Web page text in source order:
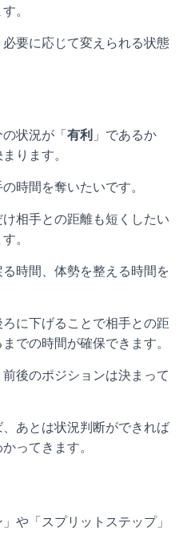
。
要に応じて変えられる状態
状況が「 有利 」であるか
ります。
時間を奪いたいです。
相手との距離も短くしたい
。
時間、体勢を整える時間を
に下げることで相手との距
での時間が確保できます。
後のポジションは決まって
あとは状況判断ができれば
ってきます。
や「スプリットステップ」